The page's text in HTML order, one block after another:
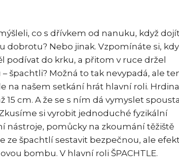
co s dřívkem od nanuku, když
dobrotu? Nebo jinak. Vzpomínáte si,
podívat do krku, a přitom v ruce držel
špachtli? Možná to tak nevypadá, ale
na našem setkání hrát hlavní roli.
15 cm. A že se s ním dá vymyslet
si vyrobit jednoduché fyzikální
nástroje, pomůcky na zkoumání těžiště
ze špachtlí sestavit bezpečnou, ale
bombu. V hlavní roli ŠPACHTLE.